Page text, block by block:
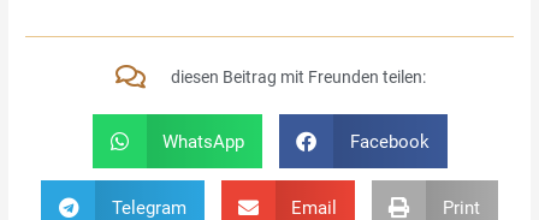
diesen Beitrag mit Freunden teilen:
WhatsApp Facebook
Telegram Email Print